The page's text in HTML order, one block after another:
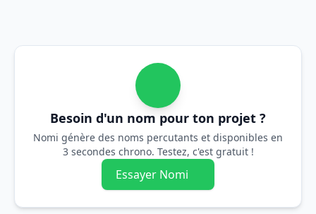
Besoin d'un nom pour ton projet ?
Nomi génère des noms percutants et disponibles en
3 secondes chrono. Testez, c'est gratuit !
Essayer Nomi